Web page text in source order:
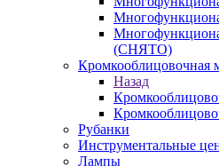
(СНЯТО)
Кромкооблицовочная
Назад
Рубанки
Инструментальные
Лампы